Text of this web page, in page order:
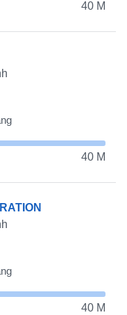
40 M
40 M
40 M